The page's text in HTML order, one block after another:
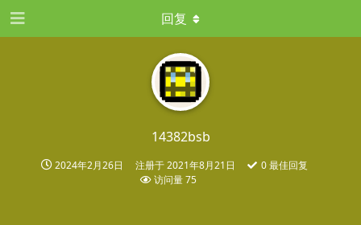
14382bsb
2024年2月26日 注册于2021年8月21日 0最佳回复
访问量75
回复